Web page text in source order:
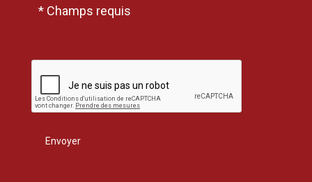
* Champs requis